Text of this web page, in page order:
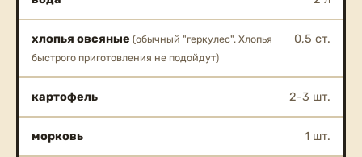
хлопья овсяные (обычный "геркулес". Хлопья
быстрого приготовления не подойдут)
0,5 ст.
картофель 2-3 шт.
морковь 1 шт.